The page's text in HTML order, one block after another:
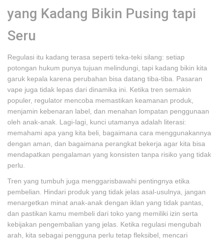
yang Kadang Bikin Pusing tapi
Seru
Regulasi itu kadang terasa seperti teka-teki silang: setiap
potongan hukum punya tujuan melindungi, tapi kadang bikin kita
garuk kepala karena perubahan bisa datang tiba-tiba. Pasaran
vape juga tidak lepas dari dinamika ini. Ketika tren semakin
populer, regulator mencoba memastikan keamanan produk,
menjamin kebenaran label, dan menahan lompatan penggunaan
oleh anak-anak. Lagi-lagi, kunci utamanya adalah literasi:
memahami apa yang kita beli, bagaimana cara menggunakannya
dengan aman, dan bagaimana perangkat bekerja agar kita bisa
mendapatkan pengalaman yang konsisten tanpa risiko yang tidak
perlu.
Tren yang tumbuh juga menggarisbawahi pentingnya etika
pembelian. Hindari produk yang tidak jelas asal-usulnya, jangan
menargetkan minat anak-anak dengan iklan yang tidak pantas,
dan pastikan kamu membeli dari toko yang memiliki izin serta
kebijakan pengembalian yang jelas. Ketika regulasi mengubah
arah, kita sebagai pengguna perlu tetap fleksibel, mencari